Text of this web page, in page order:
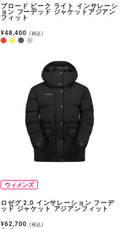
ブロード ピーク ライト インサレーシ
ョン フーデッド ジャケットアジアン
フィット
¥48,400 (税込)
ウィメンズ
ロゼグ 2.0 インサレーション フーデ
ッド ジャケット アジアンフィット
¥62,700 (税込)